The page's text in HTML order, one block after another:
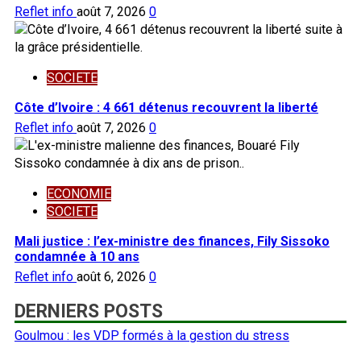
Reflet info août 7, 2026 0
SOCIETE
Côte d’Ivoire : 4 661 détenus recouvrent la liberté
Reflet info août 7, 2026 0
ECONOMIE
SOCIETE
Mali justice : l’ex-ministre des finances, Fily Sissoko
condamnée à 10 ans
Reflet info août 6, 2026 0
DERNIERS POSTS
Goulmou : les VDP formés à la gestion du stress